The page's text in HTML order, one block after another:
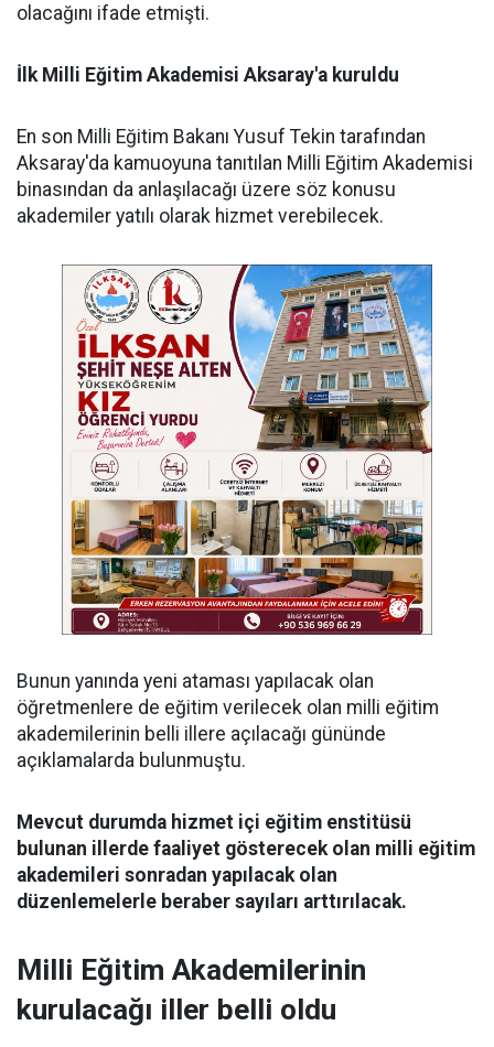
olacağını ifade etmişti.
İlk Milli Eğitim Akademisi Aksaray'a kuruldu
En son Milli Eğitim Bakanı Yusuf Tekin tarafından
Aksaray'da kamuoyuna tanıtılan Milli Eğitim Akademisi
binasından da anlaşılacağı üzere söz konusu
akademiler yatılı olarak hizmet verebilecek.
Bunun yanında yeni ataması yapılacak olan
öğretmenlere de eğitim verilecek olan milli eğitim
akademilerinin belli illere açılacağı gününde
açıklamalarda bulunmuştu.
Mevcut durumda hizmet içi eğitim enstitüsü
bulunan illerde faaliyet gösterecek olan milli eğitim
akademileri sonradan yapılacak olan
düzenlemelerle beraber sayıları arttırılacak.
Milli Eğitim Akademilerinin
kurulacağı iller belli oldu